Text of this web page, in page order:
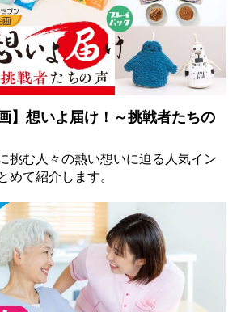
】想いよ届け！～挑戦者たちの
挑む人々の熱い想いに迫る人気イン
めて紹介します。